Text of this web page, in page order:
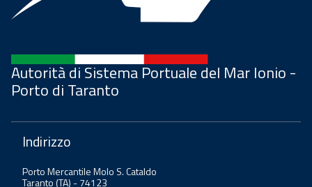
Autorità di Sistema Portuale del Mar Ionio -
Porto di Taranto
Indirizzo
Porto Mercantile Molo S. Cataldo
Taranto (TA) - 74123